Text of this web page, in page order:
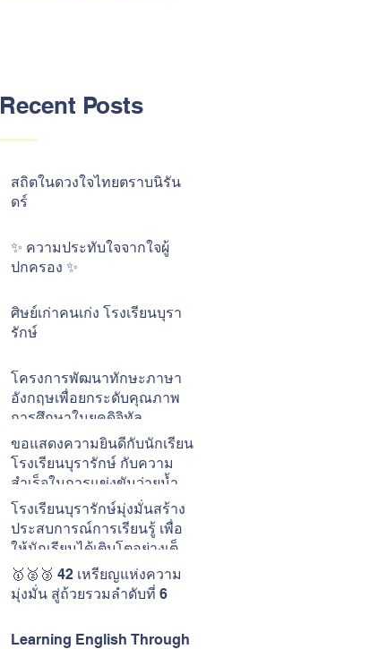
Recent Posts
สถิตในดวงใจไทยตราบนิรัน
ดร์
✨ ความประทับใจจากใจผู้
ปกครอง ✨
ศิษย์เก่าคนเก่ง โรงเรียนบุรา
รักษ์
โครงการพัฒนาทักษะภาษา
อังกฤษเพื่อยกระดับคุณภาพ
การศึกษาในยุคดิจิทัล
โรงเรียนบุรารักษ์
ขอแสดงความยินดีกับนักเรียน
โรงเรียนบุรารักษ์ กับความ
สำเร็จในการแข่งขันว่ายน้ำ
The ONE CUP #15
โรงเรียนบุรารักษ์มุ่งมั่นสร้าง
ประสบการณ์การเรียนรู้ เพื่อ
ให้นักเรียนได้เติบโตอย่างเต็ม
ศักยภาพในแบบของตนเอง
🥇🥈🥉 42 เหรียญแห่งความ
มุ่งมั่น สู่ถ้วยรวมลำดับที่ 6
Learning English Through